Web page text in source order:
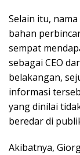
Selain itu,
bahan
sempat
sebagai CEO
belakangan,
informasi
yang dinilai
beredar di
Akibatnya,